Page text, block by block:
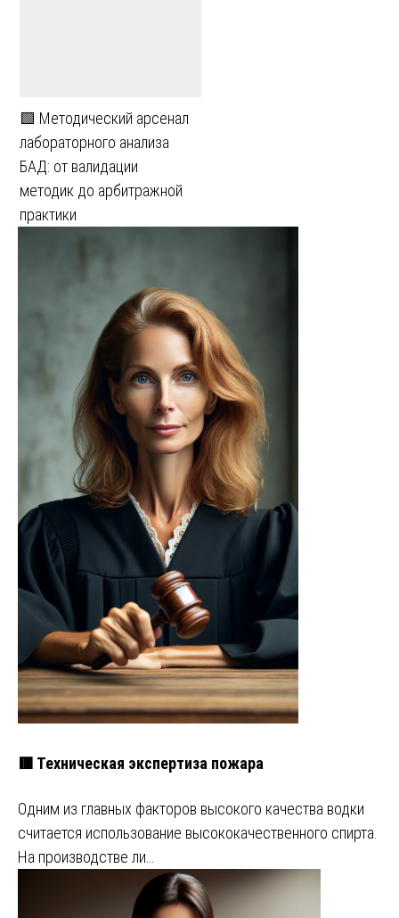
🟩 Методический арсенал
лабораторного анализа
БАД: от валидации
методик до арбитражной
практики
🟥 Техническая экспертиза пожара
Одним из главных факторов высокого качества водки
считается использование высококачественного спирта.
На производстве ли…